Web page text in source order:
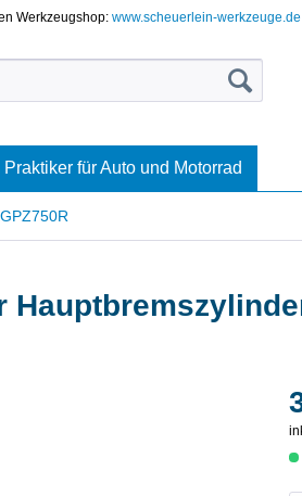
Werkzeugshop:www.scheuerlein-werkzeuge.de
für Auto und Motorrad
GPZ750R